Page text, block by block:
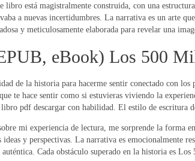
libro está magistralmente construida, con una
a nuevas incertidumbres. La narrativa es un arte
y meticulosamente elaborada para revelar una
eBook) Los 500
de la historia para hacerme sentir conectado con
te hace sentir como si estuvieras viviendo la
libro pdf descargar con habilidad. El estilo de escritura
mi experiencia de lectura, me sorprende la forma
ideas y perspectivas. La narrativa es emocionalmente
Cada obstáculo superado en la historia es